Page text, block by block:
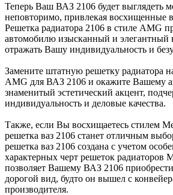
Теперь Ваш ВАЗ 2106 будет выглядеть
неповторимо, привлекая восхищенные
Решетка радиатора 2106 в стиле AMG
автомобилю изысканный и элегантный
отражать Вашу индивидуальность и
Замените штатную решетку радиатора
AMG для ВАЗ 2106 и окажите Вашему
знаменитый эстетический акцент,
индивидуальность и деловые качества.
Также, если Вы восхищаетесь стилем
решетка ваз 2106 станет отличным
решетка ваз 2106 создана с учетом
характерных черт решеток радиаторов
позволяет Вашему ВАЗ 2106
дорогой вид, будто он вышел с
производителя.